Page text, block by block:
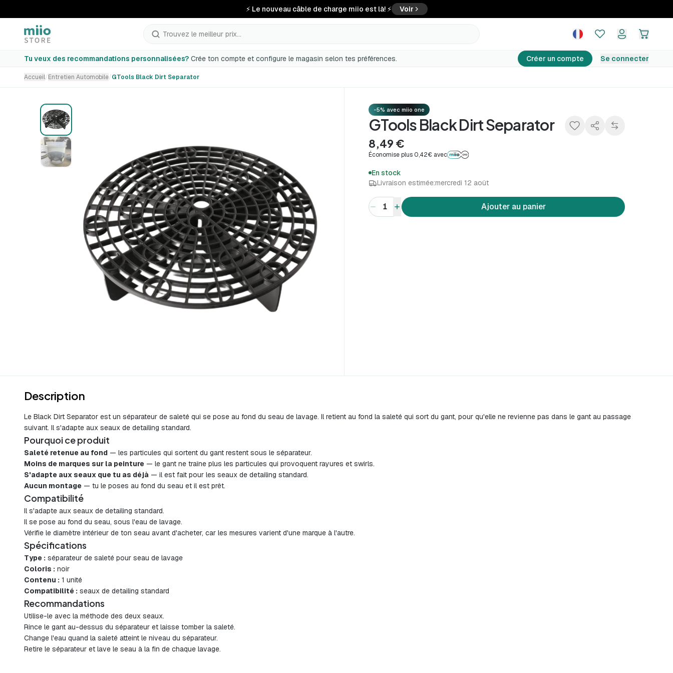
⚡ Le nouveau câble de charge miio est là! ⚡ Voir
Trouvez le meilleur prix...
Tu veux des recommandations personnalisées? Crée ton compte et configure le magasin selon tes préférences. Créer un compte Se connecter
GTools Black Dirt Separator Ajouter au panier
Accueil/Entretien Automobile/GTools Black Dirt Separator
-5% avec miio one
GTools Black Dirt Separator
8,49 €
Économise plus 0,42€ avec
En stock
Livraison estimée:mercredi 12 août
1 Ajouter au panier
Description
Le Black Dirt Separator est un séparateur de saleté qui se pose au fond du seau de lavage. Il retient au fond la saleté qui sort du gant, pour qu'elle ne revienne pas dans le gant au passage
suivant. Il s'adapte aux seaux de detailing standard.
Pourquoi ce produit
Saleté retenue au fond — les particules qui sortent du gant restent sous le séparateur.
Moins de marques sur la peinture — le gant ne traîne plus les particules qui provoquent rayures et swirls.
S'adapte aux seaux que tu as déjà — il est fait pour les seaux de detailing standard.
Aucun montage — tu le poses au fond du seau et il est prêt.
Compatibilité
Il s'adapte aux seaux de detailing standard.
Il se pose au fond du seau, sous l'eau de lavage.
Vérifie le diamètre intérieur de ton seau avant d'acheter, car les mesures varient d'une marque à l'autre.
Spécifications
Type : séparateur de saleté pour seau de lavage
Coloris : noir
Contenu : 1 unité
Compatibilité : seaux de detailing standard
Recommandations
Utilise-le avec la méthode des deux seaux.
Rince le gant au-dessus du séparateur et laisse tomber la saleté.
Change l'eau quand la saleté atteint le niveau du séparateur.
Retire le séparateur et lave le seau à la fin de chaque lavage.